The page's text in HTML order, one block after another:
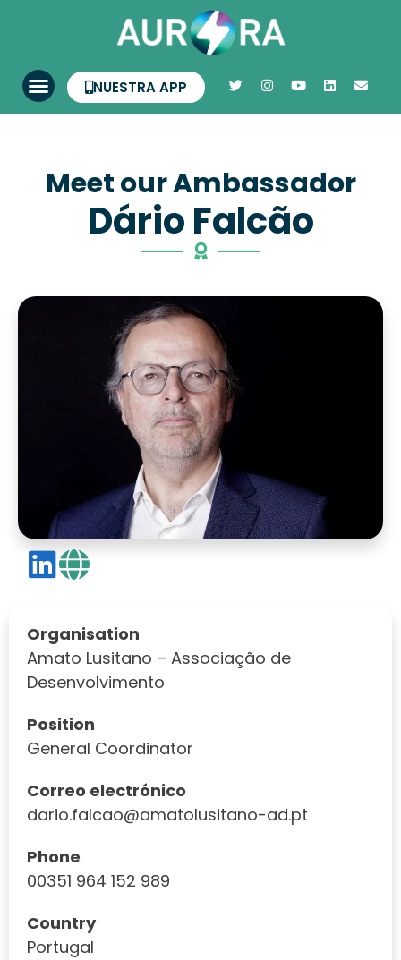
NUESTRA APP
Meet our Ambassador
Dário Falcão
Organisation
Amato Lusitano – Associação de
Desenvolvimento
Position
General Coordinator
Correo electrónico
dario.falcao@amatolusitano-ad.pt
Phone
00351 964 152 989
Country
Portugal